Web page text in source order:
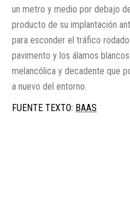
un metro y medio por debajo
producto de su implantación
para esconder el tráfico
pavimento y los álamos
melancólica y decadente que
a nuevo del entorno.
FUENTE TEXTO: BAAS